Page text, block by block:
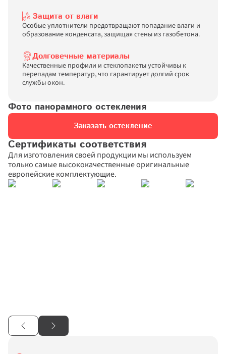
Спасибо за заявку!
Защита от влаги
Особые уплотнители предотвращают попадание влаги и
образование конденсата, защищая стены из газобетона.
Долговечные материалы
Качественные профили и стеклопакеты устойчивы к
перепадам температур, что гарантирует долгий срок
службы окон.
Фото панорамного остекления
Заказать остекление
Сертификаты соответствия
Для изготовления своей продукции мы используем
только самые высококачественные оригинальные
европейские комплектующие.
Спасибо за заявку!